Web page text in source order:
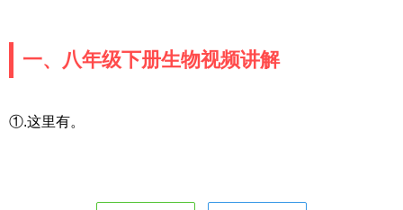
一、八年级下册生物视频讲解
①.这里有。